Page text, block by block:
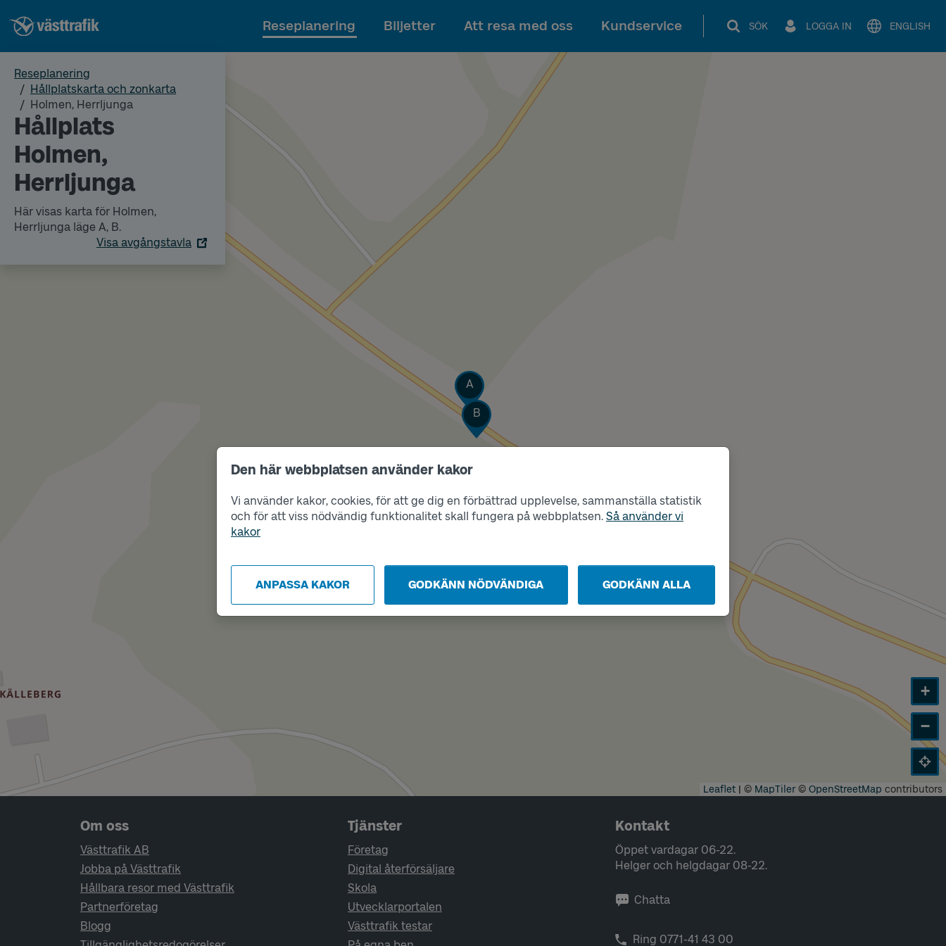
Den här webbplatsen använder kakor
Vi använder kakor, cookies, för att ge dig en förbättrad upplevelse, sammanställa statistik
och för att viss nödvändig funktionalitet skall fungera på webbplatsen. Så använder vi
kakor
ANPASSA KAKOR GODKÄNN NÖDVÄNDIGA GODKÄNN ALLA
Till innehållet
Reseplanering Biljetter Att resa med oss Kundservice SÖK LOGGA IN ENGLISH
Reseplanering
Hållplatskarta och zonkarta
Holmen, Herrljunga
Hållplats
Holmen,
Herrljunga
Här visas karta för Holmen,
Herrljunga läge A, B.
Visa avgångstavla
Läge
A
Läge
B
+
−
Leaflet | © MapTiler© OpenStreetMap contributors
Sidfotsnavigering
Om oss
Västtrafik AB
Jobba på Västtrafik
Hållbara resor med Västtrafik
Partnerföretag
Blogg
Tjänster
Företag
Digital återförsäljare
Skola
Utvecklarportalen
Västtrafik testar
Kontakt
Öppet vardagar 06-22.
Helger och helgdagar 08-22.
Chatta
Ring 0771-41 43 00